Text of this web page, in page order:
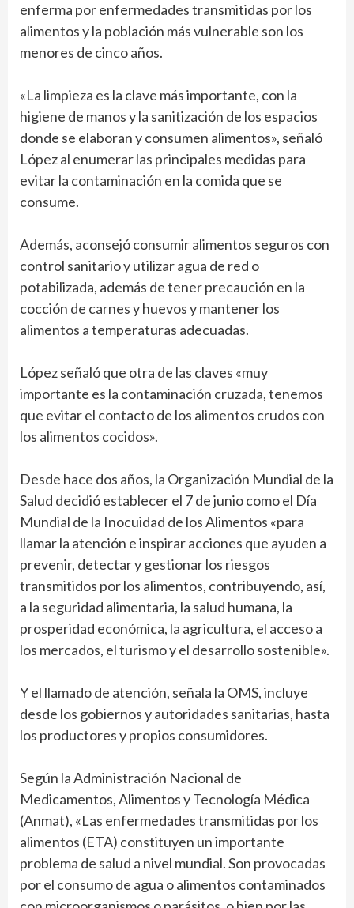
enferma por enfermedades transmitidas por los
alimentos y la población más vulnerable son los
menores de cinco años.
«La limpieza es la clave más importante, con la
higiene de manos y la sanitización de los espacios
donde se elaboran y consumen alimentos», señaló
López al enumerar las principales medidas para
evitar la contaminación en la comida que se
consume.
Además, aconsejó consumir alimentos seguros con
control sanitario y utilizar agua de red o
potabilizada, además de tener precaución en la
cocción de carnes y huevos y mantener los
alimentos a temperaturas adecuadas.
López señaló que otra de las claves «muy
importante es la contaminación cruzada, tenemos
que evitar el contacto de los alimentos crudos con
los alimentos cocidos».
Desde hace dos años, la Organización Mundial de la
Salud decidió establecer el 7 de junio como el Día
Mundial de la Inocuidad de los Alimentos «para
llamar la atención e inspirar acciones que ayuden a
prevenir, detectar y gestionar los riesgos
transmitidos por los alimentos, contribuyendo, así,
a la seguridad alimentaria, la salud humana, la
prosperidad económica, la agricultura, el acceso a
los mercados, el turismo y el desarrollo sostenible».
Y el llamado de atención, señala la OMS, incluye
desde los gobiernos y autoridades sanitarias, hasta
los productores y propios consumidores.
Según la Administración Nacional de
Medicamentos, Alimentos y Tecnología Médica
(Anmat), «Las enfermedades transmitidas por los
alimentos (ETA) constituyen un importante
problema de salud a nivel mundial. Son provocadas
por el consumo de agua o alimentos contaminados